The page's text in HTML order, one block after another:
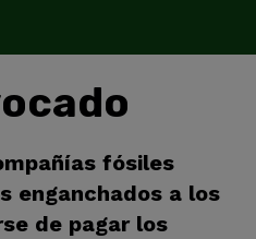
fósiles
enganchados a los
de pagar los